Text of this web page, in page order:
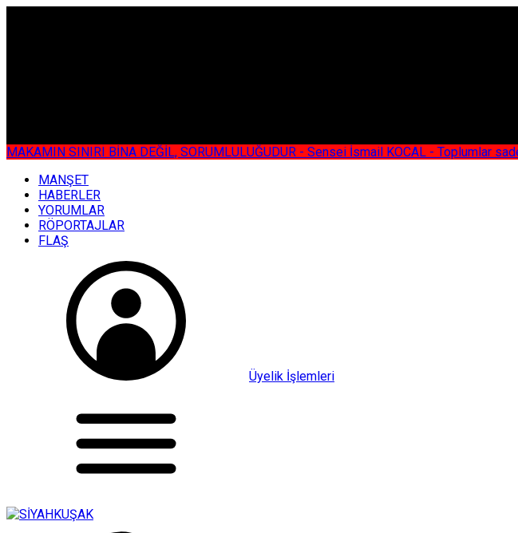
MAKAMIN SINIRI BİNA DEĞİL, SORUMLULUĞUDUR - Sensei İsmail KOCAL - Toplumlar
MANŞET
HABERLER
YORUMLAR
RÖPORTAJLAR
FLAŞ
Üyelik İşlemleri